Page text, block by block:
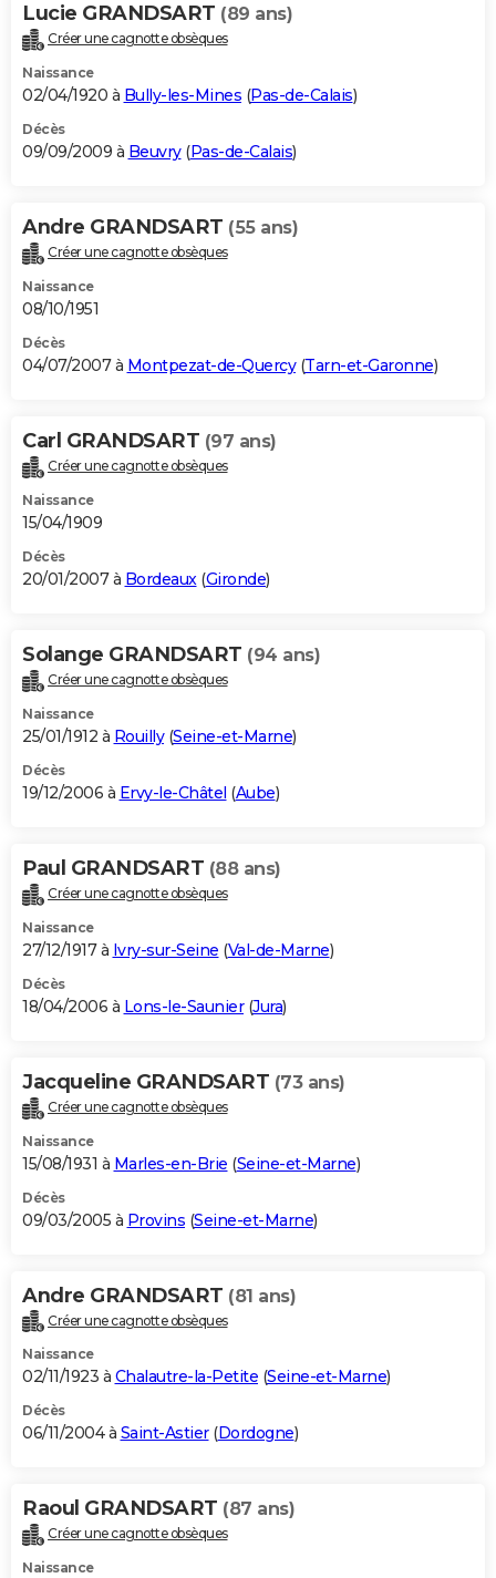
Lucie GRANDSART (89 ans)
Créer une cagnotte obsèques
Naissance
02/04/1920 à Bully-les-Mines (Pas-de-Calais)
Décès
09/09/2009 à Beuvry(Pas-de-Calais)
Andre GRANDSART (55 ans)
Créer une cagnotte obsèques
Naissance
08/10/1951
Décès
04/07/2007 à Montpezat-de-Quercy(Tarn-et-Garonne)
Carl GRANDSART (97 ans)
Créer une cagnotte obsèques
Naissance
15/04/1909
Décès
20/01/2007 à Bordeaux(Gironde)
Solange GRANDSART (94 ans)
Créer une cagnotte obsèques
Naissance
25/01/1912 à Rouilly(Seine-et-Marne)
Décès
19/12/2006 à Ervy-le-Châtel (Aube)
Paul GRANDSART (88 ans)
Créer une cagnotte obsèques
Naissance
27/12/1917 à Ivry-sur-Seine (Val-de-Marne)
Décès
18/04/2006 à Lons-le-Saunier(Jura)
Jacqueline GRANDSART (73 ans)
Créer une cagnotte obsèques
Naissance
15/08/1931 à Marles-en-Brie (Seine-et-Marne)
Décès
09/03/2005 à Provins (Seine-et-Marne)
Andre GRANDSART (81 ans)
Créer une cagnotte obsèques
Naissance
02/11/1923 à Chalautre-la-Petite (Seine-et-Marne)
Décès
06/11/2004 à Saint-Astier(Dordogne)
Raoul GRANDSART (87 ans)
Créer une cagnotte obsèques
Naissance